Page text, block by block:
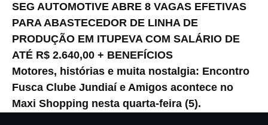
SEG AUTOMOTIVE ABRE 8 VAGAS EFETIVAS
PARA ABASTECEDOR DE LINHA DE
PRODUÇÃO EM ITUPEVA COM SALÁRIO DE
ATÉ R$ 2.640,00 + BENEFÍCIOS
Motores, histórias e muita nostalgia: Encontro
Fusca Clube Jundiaí e Amigos acontece no
Maxi Shopping nesta quarta-feira (5).